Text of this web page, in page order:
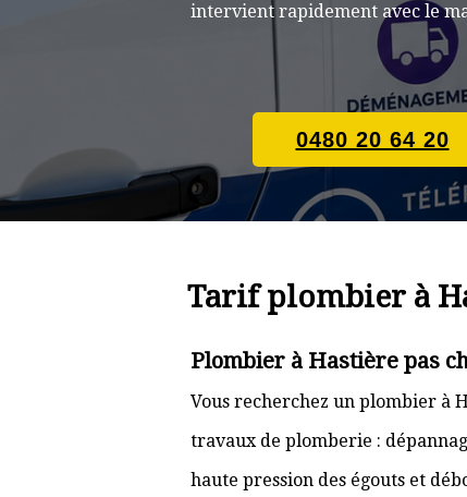
intervient rapidement avec le
0480 20 64 20
Tarif plombier à
Plombier à Hastière pas
Vous recherchez un plombier à
travaux de plomberie :
haute pression des égouts et